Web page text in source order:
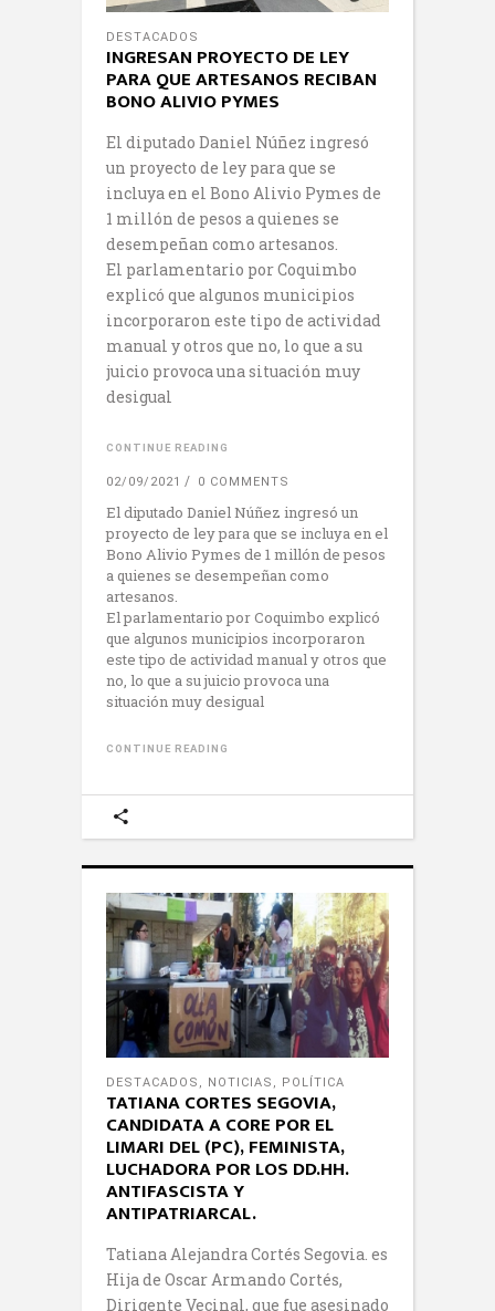
DESTACADOS
INGRESAN PROYECTO DE LEY
PARA QUE ARTESANOS RECIBAN
BONO ALIVIO PYMES
El diputado Daniel Núñez ingresó
un proyecto de ley para que se
incluya en el Bono Alivio Pymes de
1 millón de pesos a quienes se
desempeñan como artesanos.
El parlamentario por Coquimbo
explicó que algunos municipios
incorporaron este tipo de actividad
manual y otros que no, lo que a su
juicio provoca una situación muy
desigual
CONTINUE READING
02/09/2021 0 COMMENTS
El diputado Daniel Núñez ingresó un
proyecto de ley para que se incluya en el
Bono Alivio Pymes de 1 millón de pesos
a quienes se desempeñan como
artesanos.
El parlamentario por Coquimbo explicó
que algunos municipios incorporaron
este tipo de actividad manual y otros que
no, lo que a su juicio provoca una
situación muy desigual
CONTINUE READING
DESTACADOS , NOTICIAS , POLÍTICA
TATIANA CORTES SEGOVIA,
CANDIDATA A CORE POR EL
LIMARI DEL (PC), FEMINISTA,
LUCHADORA POR LOS DD.HH.
ANTIFASCISTA Y
ANTIPATRIARCAL.
Tatiana Alejandra Cortés Segovia. es
Hija de Oscar Armando Cortés,
Dirigente Vecinal, que fue asesinado